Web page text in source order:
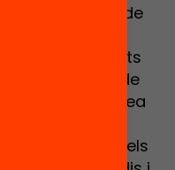
directora de
desvinculats
en situació de
en l’àrea
d’un
afavorir que els